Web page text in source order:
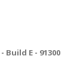
Build E - 91300